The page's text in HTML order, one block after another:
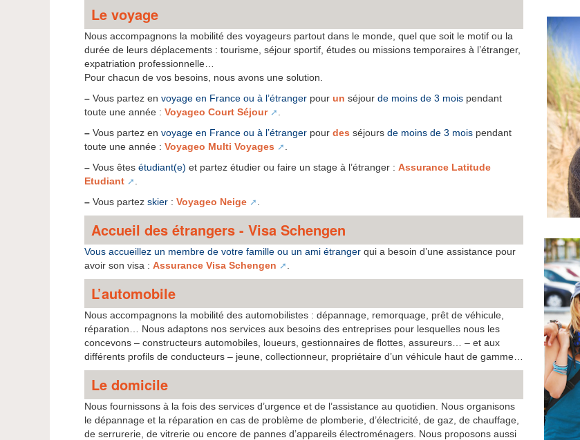
Le voyage
Nous accompagnons la mobilité des voyageurs partout dans le monde, quel que soit le motif ou la
durée de leurs déplacements : tourisme, séjour sportif, études ou missions temporaires à l’étranger,
expatriation professionnelle…
Pour chacun de vos besoins, nous avons une solution.
– Vous partez en voyage en France ou à l’étranger pour un séjour de moins de 3 mois pendant
toute une année : Voyageo Court Séjour
– Vous partez en voyage en France ou à l’étranger pour des séjours de moins de 3 mois pendant
toute une année : Voyageo Multi Voyages
– Vous êtes étudiant(e) et partez étudier ou faire un stage à l’étranger : Assurance Latitude
Etudiant
– Vous partez skier : Voyageo Neige
Accueil des étrangers - Visa Schengen
Vous accueillez un membre de votre famille ou un ami étranger qui a besoin d’une assistance pour
avoir son visa : Assurance Visa Schengen
L’automobile
Nous accompagnons la mobilité des automobilistes : dépannage, remorquage, prêt de véhicule,
réparation… Nous adaptons nos services aux besoins des entreprises pour lesquelles nous les
concevons – constructeurs automobiles, loueurs, gestionnaires de flottes, assureurs… – et aux
différents profils de conducteurs – jeune, collectionneur, propriétaire d’un véhicule haut de gamme…
Le domicile
Nous fournissons à la fois des services d’urgence et de l’assistance au quotidien. Nous organisons
le dépannage et la réparation en cas de problème de plomberie, d’électricité, de gaz, de chauffage,
de serrurerie, de vitrerie ou encore de pannes d’appareils électroménagers. Nous proposons aussi